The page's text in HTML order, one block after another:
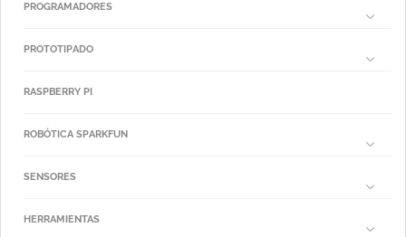
PROGRAMADORES
PROTOTIPADO
RASPBERRY PI
ROBÓTICA SPARKFUN
SENSORES
HERRAMIENTAS